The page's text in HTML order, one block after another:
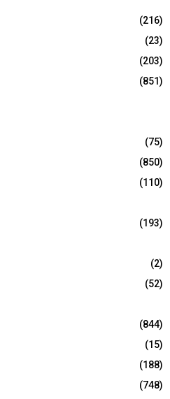
(216)
(23)
(203)
(851)
(75)
(850)
(110)
(193)
(2)
(52)
(844)
(15)
(188)
(748)